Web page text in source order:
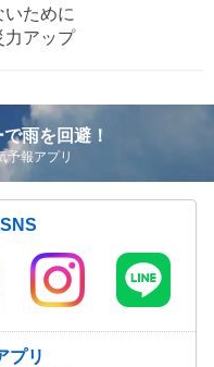
ために
力アップ
雨を回避！
報アプリ
プリ